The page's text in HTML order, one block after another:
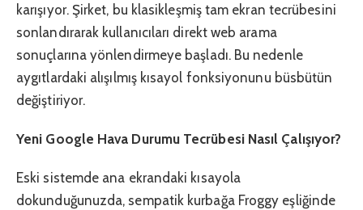
karışıyor. Şirket, bu klasikleşmiş tam ekran tecrübesini
sonlandırarak kullanıcıları direkt web arama
sonuçlarına yönlendirmeye başladı. Bu nedenle
aygıtlardaki alışılmış kısayol fonksiyonunu büsbütün
değiştiriyor.
Yeni Google Hava Durumu Tecrübesi Nasıl Çalışıyor?
Eski sistemde ana ekrandaki kısayola
dokunduğunuzda, sempatik kurbağa Froggy eşliğinde